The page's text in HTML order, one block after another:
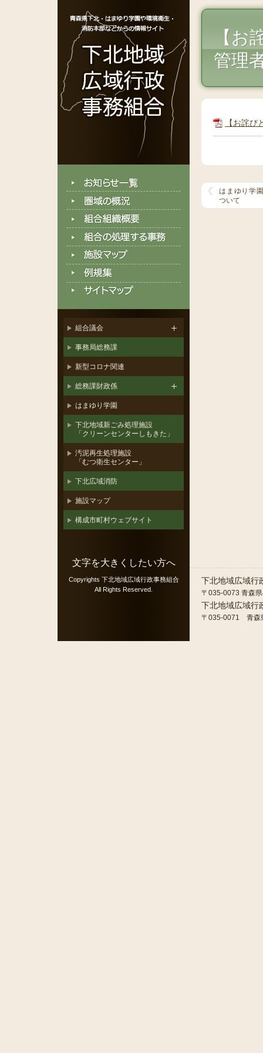
組合議会
事務局総務課
新型コロナ関連
総務課財政係
はまゆり学園
下北地域新ごみ処理施設
「クリーンセンターしもきた」
汚泥再生処理施設
「むつ衛生センター」
下北広域消防
施設マップ
構成市町村ウェブサイト
【お
管理
【お詫
はまゆり学
ついて
下北地域広域行
〒035-0073 青森
下北地域広域
〒035-0071 青森
文字を大きくしたい方へ
Copyrights 下北地域広域行政事務組合
All Rights Reserved.